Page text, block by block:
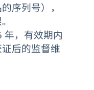
序列号），
年，有效期内
后的监督维